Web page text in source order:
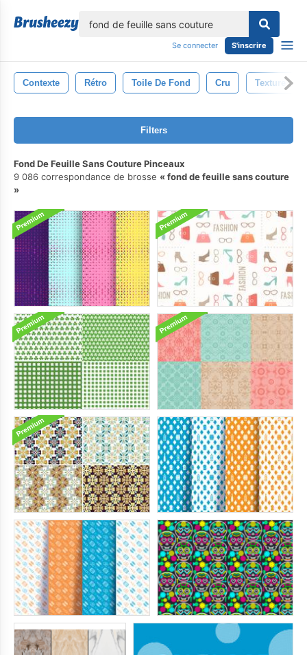
Se connecter S'inscrire
Contexte Rétro Toile De Fond Cru Texture
Filters
Fond De Feuille Sans Couture Pinceaux
9 086 correspondance de brosse
fond de feuille sans couture